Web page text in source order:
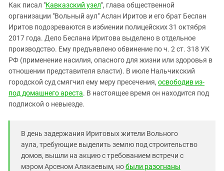
Южная Осетия
Южный Кавказ
ЮФО
Как писал "Кавказский узел", глава общественной
организации "Вольный аул" Аслан Иритов и его брат Беслан
Иритов подозреваются в избиении полицейских 31 октября
2017 года. Дело Беслана Иритова выделено в отдельное
производство. Ему предъявлено обвинение по ч. 2 ст. 318 УК
РФ (применение насилия, опасного для жизни или здоровья в
отношении представителя власти). В июле Нальчикский
городской суд смягчил ему меру пресечения, освободив из-
под домашнего ареста. В настоящее время он находится под
подпиской о невыезде.
В день задержания Иритовых жители Вольного
аула, требующие выделить землю под строительство
домов, вышли на акцию с требованием встречи с
мэром Арсеном Алакаевым, нобыли разогнаны